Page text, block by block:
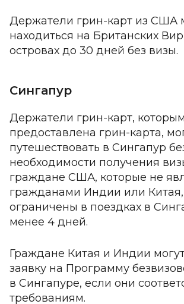
Держатели грин-карт из США
находиться на Британских
островах до 30 дней без визы.
Сингапур
Держатели грин-карт, которым
предоставлена грин-карта,
путешествовать в Сингапур
необходимости получения
граждане США, которые не
гражданами Индии или Китая,
ограничены в поездках в
менее 4 дней.
Граждане Китая и Индии
заявку на Программу
в Сингапуре, если они
требованиям.